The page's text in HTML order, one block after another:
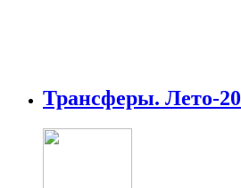
Трансферы. Лето-